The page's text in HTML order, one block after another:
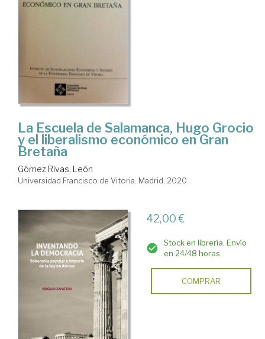
La Escuela de Salamanca, Hugo Grocio
y el liberalismo económico en Gran
Bretaña
Gómez Rivas, León
Universidad Francisco de Vitoria. Madrid, 2020
42,00 €
Stock en librería. Envío
en 24/48 horas
COMPRAR